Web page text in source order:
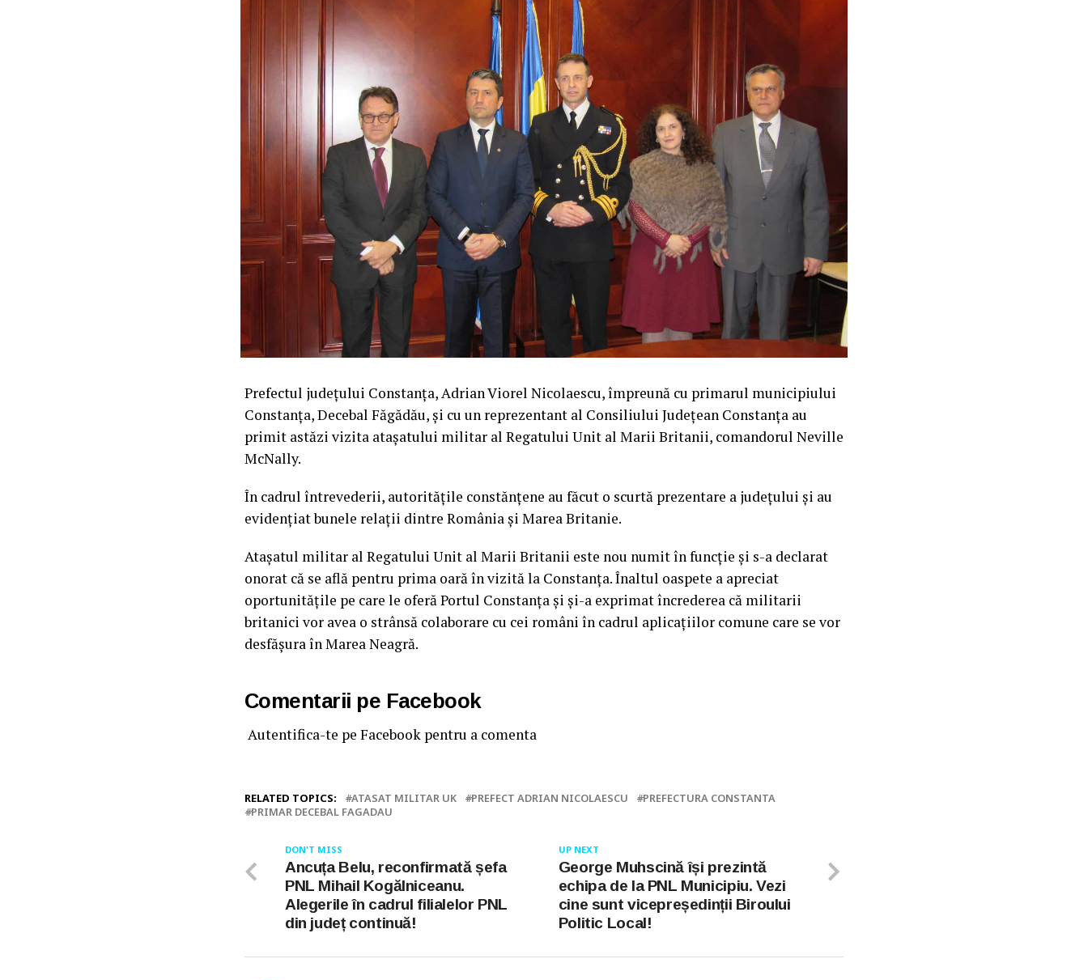
Prefectul județului Constanța, Adrian Viorel Nicolaescu, împreună cu primarul municipiului
Constanța, Decebal Făgădău, și cu un reprezentant al Consiliului Județean Constanța au
primit astăzi vizita atașatului militar al Regatului Unit al Marii Britanii, comandorul Neville
McNally.
În cadrul întrevederii, autoritățile constănțene au făcut o scurtă prezentare a județului și au
evidențiat bunele relații dintre România și Marea Britanie.
Atașatul militar al Regatului Unit al Marii Britanii este nou numit în funcție și s-a declarat
onorat că se află pentru prima oară în vizită la Constanța. Înaltul oaspete a apreciat
oportunitățile pe care le oferă Portul Constanța și și-a exprimat încrederea că militarii
britanici vor avea o strânsă colaborare cu cei români în cadrul aplicațiilor comune care se vor
desfășura în Marea Neagră.
Comentarii pe Facebook
Autentifica-te pe Facebook pentru a comenta
RELATED TOPICS: ATASAT MILITAR UK PREFECT ADRIAN NICOLAESCU
PREFECTURA CONSTANTA
PRIMAR DECEBAL FAGADAU
UP NEXT
George Muhscină își prezintă
echipa de la PNL Municipiu. Vezi
cine sunt vicepreședinții Biroului
Politic Local!
DON'T MISS
Ancuța Belu, reconfirmată șefa
PNL Mihail Kogălniceanu.
Alegerile în cadrul filialelor PNL
din județ continuă!